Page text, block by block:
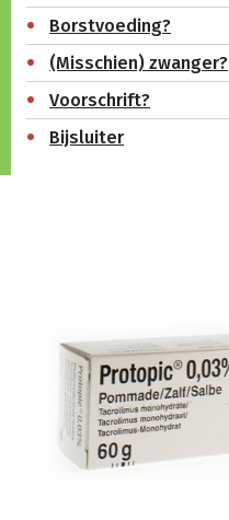
Borstvoeding?
(Misschien) zwanger?
Voorschrift?
Bijsluiter